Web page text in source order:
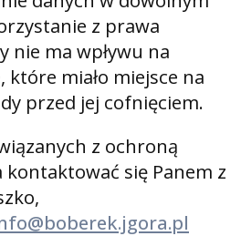
z prawa
nie ma wpływu na
miało miejsce na
przed jej cofnięciem.
z ochroną
się Panem z